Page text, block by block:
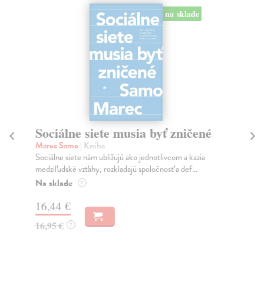
na sklade
Sociálne siete musia byť zničené
Marec Samo| Kniha
Sociálne siete nám ubližujú ako jednotlivcom a kazia
medziľudské vzťahy, rozkladajú spoločnosť a def...
Na sklade ?
16,44 €
16,95 € ?